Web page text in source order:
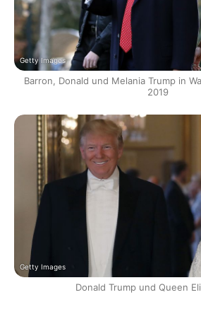
Getty Images
Barron, Donald und Melania Trump in
2019
Getty Images
Donald Trump und Queen